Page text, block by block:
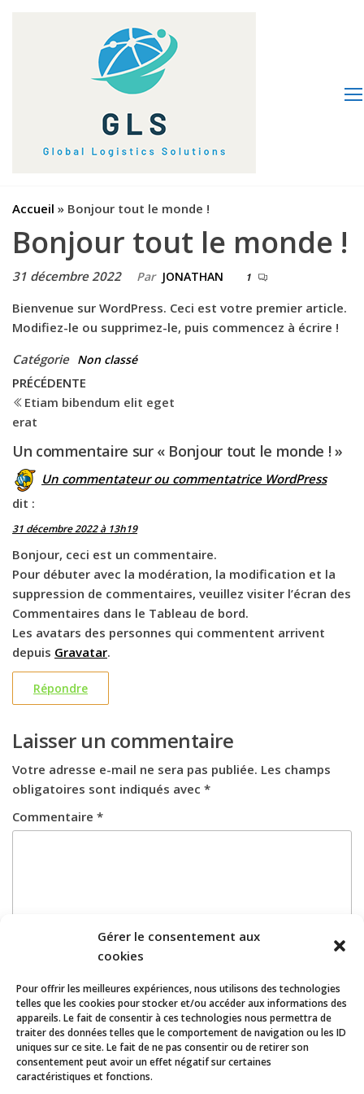
Gérer le consentement aux
cookies
Pour offrir les meilleures expériences, nous utilisons des technologies
telles que les cookies pour stocker et/ou accéder aux informations des
appareils. Le fait de consentir à ces technologies nous permettra de
traiter des données telles que le comportement de navigation ou les ID
uniques sur ce site. Le fait de ne pas consentir ou de retirer son
consentement peut avoir un effet négatif sur certaines
caractéristiques et fonctions.
Accueil » Bonjour tout le monde !
Bonjour tout le monde !
31 décembre 2022 Par JONATHAN 1
Bienvenue sur WordPress. Ceci est votre premier article.
Modifiez-le ou supprimez-le, puis commencez à écrire !
Catégorie Non classé
Navigation
de
l’article
Article
précédent
PRÉCÉDENTE
Etiam bibendum elit eget
erat
Un commentaire sur « Bonjour tout le monde ! »
Un commentateur ou commentatrice WordPress
dit :
31 décembre 2022 à 13h19
Bonjour, ceci est un commentaire.
Pour débuter avec la modération, la modification et la
suppression de commentaires, veuillez visiter l’écran des
Commentaires dans le Tableau de bord.
Les avatars des personnes qui commentent arrivent
depuis Gravatar.
Répondre
Laisser un commentaire
Votre adresse e-mail ne sera pas publiée. Les champs
obligatoires sont indiqués avec *
Commentaire *
Nom* E-mail*
Site web